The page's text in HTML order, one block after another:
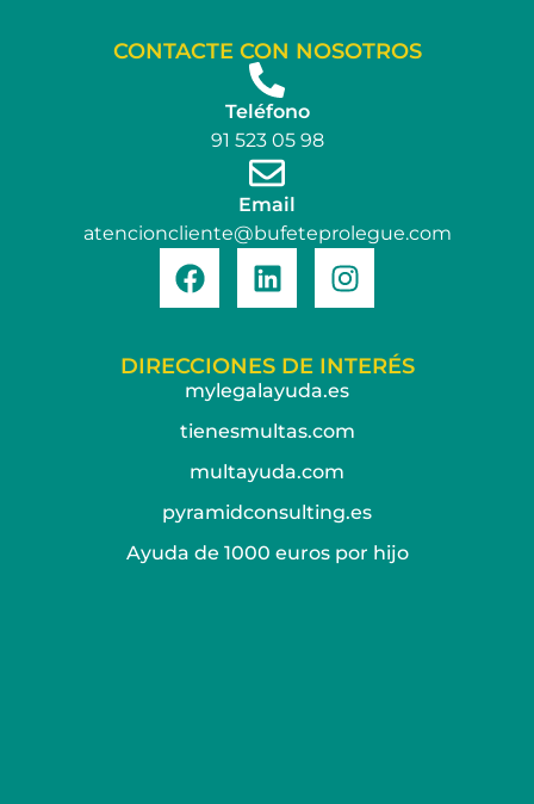
CONTACTE CON NOSOTROS
Teléfono
91 523 05 98
Email
atencioncliente@bufeteprolegue.com
DIRECCIONES DE INTERÉS
mylegalayuda.es
tienesmultas.com
multayuda.com
pyramidconsulting.es
Ayuda de 1000 euros por hijo